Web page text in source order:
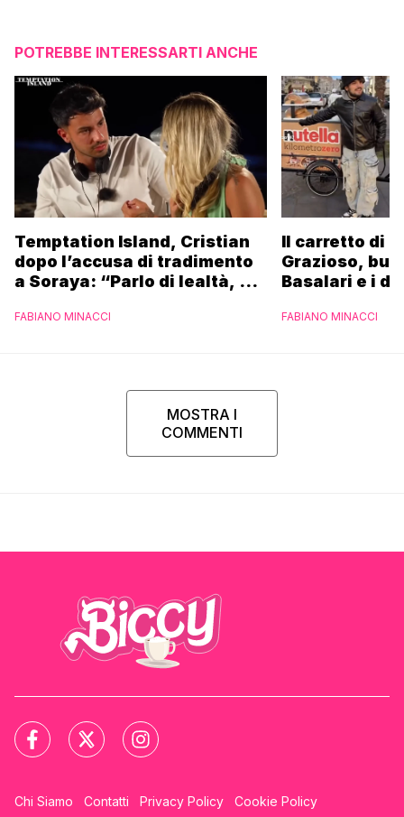
POTREBBE INTERESSARTI ANCHE
Temptation Island, Cristian
dopo l’accusa di tradimento
a Soraya: “Parlo di lealtà, ma
FABIANO MINACCI
Il carretto di
Grazioso,
Basalari e i
Ferrero”
FABIANO MINACCI
MOSTRA I
COMMENTI
Chi Siamo Contatti Privacy Policy
Cookie Policy